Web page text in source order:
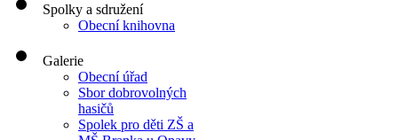
Spolky a sdružení
Obecní knihovna
Galerie
Obecní úřad
Sbor dobrovolných
hasičů
Spolek pro děti ZŠ a